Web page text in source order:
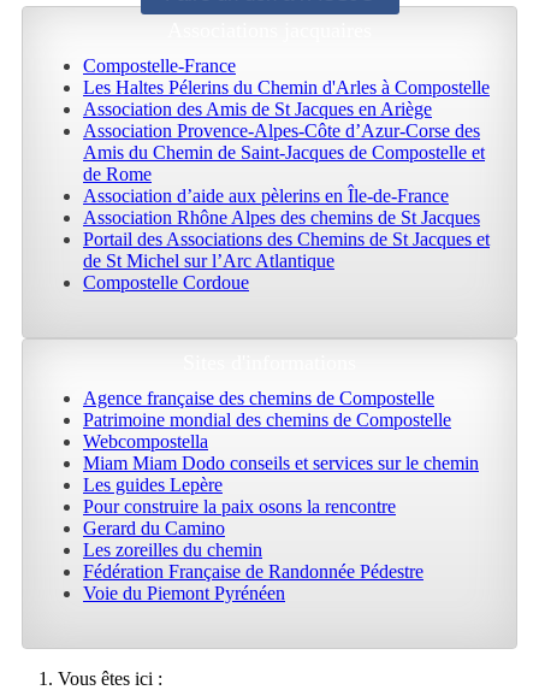
Compostelle-France
Les Haltes Pélerins du Chemin d'Arles à Compostelle
Association des Amis de St Jacques en Ariège
Association Provence-Alpes-Côte d’Azur-Corse des
Amis du Chemin de Saint-Jacques de Compostelle et
de Rome
Association d’aide aux pèlerins en Île-de-France
Association Rhône Alpes des chemins de St Jacques
Portail des Associations des Chemins de St Jacques et
de St Michel sur l’Arc Atlantique
Compostelle Cordoue
Agence française des chemins de Compostelle
Patrimoine mondial des chemins de Compostelle
Webcompostella
Miam Miam Dodo conseils et services sur le chemin
Les guides Lepère
Pour construire la paix osons la rencontre
Gerard du Camino
Les zoreilles du chemin
Fédération Française de Randonnée Pédestre
Voie du Piemont Pyrénéen
Vous êtes ici :